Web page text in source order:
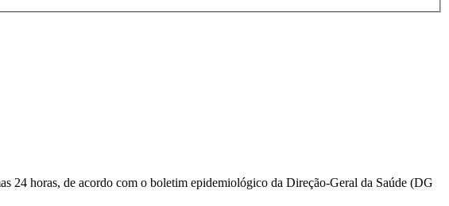
24 horas, de acordo com o boletim epidemiológico da Direção-Geral da Saúde (DG